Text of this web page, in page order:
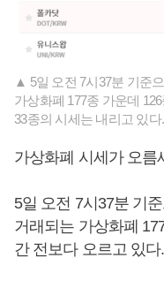
▲ 5일 오전 7시37분 기준
가상화폐 177종 가운데
33종의 시세는 내리고 있
가상화폐 시세가 오름
5일 오전 7시37분 기
거래되는 가상화폐
간 전보다 오르고 있